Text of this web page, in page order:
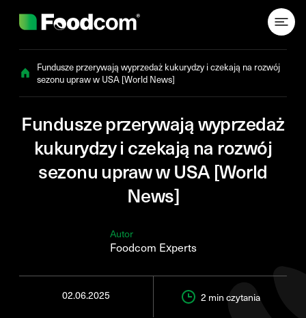
Fundusze przerywają wyprzedaż kukurydzy i czekają na rozwój
sezonu upraw w USA [World News]
Fundusze przerywają wyprzedaż
kukurydzy i czekają na rozwój
sezonu upraw w USA [World
News]
Autor
Foodcom Experts
02.06.2025 2 min czytania